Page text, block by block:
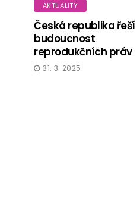
AKTUALITY
Česká republika řeší
budoucnost
reprodukčních práv
31. 3. 2025